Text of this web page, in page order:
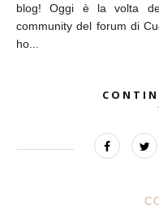
blog! Oggi è la volta
community del forum di
ho...